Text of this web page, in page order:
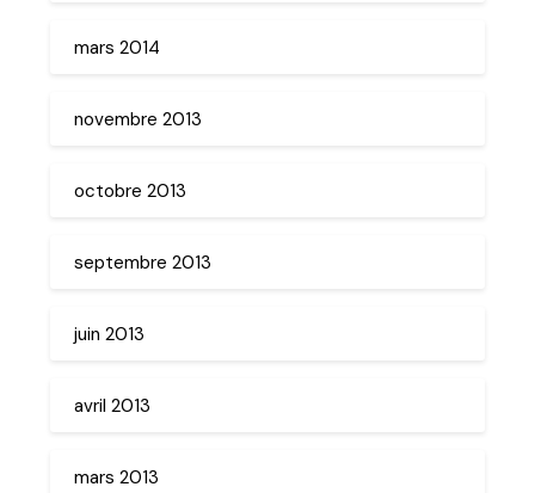
mars 2014
novembre 2013
octobre 2013
septembre 2013
juin 2013
avril 2013
mars 2013